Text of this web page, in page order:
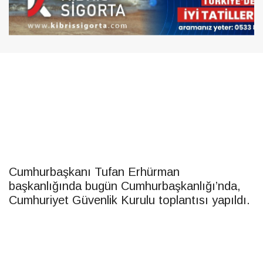
Cumhurbaşkanı Tufan Erhürman
başkanlığında bugün Cumhurbaşkanlığı’nda,
Cumhuriyet Güvenlik Kurulu toplantısı yapıldı.